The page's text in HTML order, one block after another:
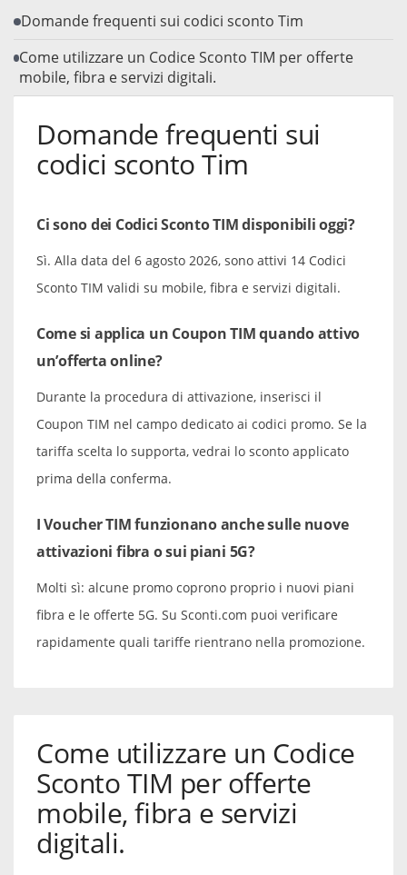
Domande frequenti sui codici sconto Tim
Come utilizzare un Codice Sconto TIM per offerte
mobile, fibra e servizi digitali.
Domande frequenti sui
codici sconto Tim
Ci sono dei Codici Sconto TIM disponibili oggi?
Sì. Alla data del 6 agosto 2026, sono attivi 14 Codici
Sconto TIM validi su mobile, fibra e servizi digitali.
Come si applica un Coupon TIM quando attivo
un’offerta online?
Durante la procedura di attivazione, inserisci il
Coupon TIM nel campo dedicato ai codici promo. Se la
tariffa scelta lo supporta, vedrai lo sconto applicato
prima della conferma.
I Voucher TIM funzionano anche sulle nuove
attivazioni fibra o sui piani 5G?
Molti sì: alcune promo coprono proprio i nuovi piani
fibra e le offerte 5G. Su Sconti.com puoi verificare
rapidamente quali tariffe rientrano nella promozione.
Come utilizzare un Codice
Sconto TIM per offerte
mobile, fibra e servizi
digitali.